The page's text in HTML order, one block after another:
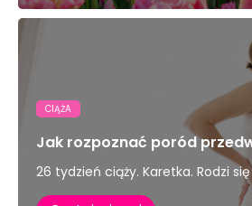
CIĄŻA
Jak rozpoznać poród
26 tydzień ciąży. Karetka. Rodzi